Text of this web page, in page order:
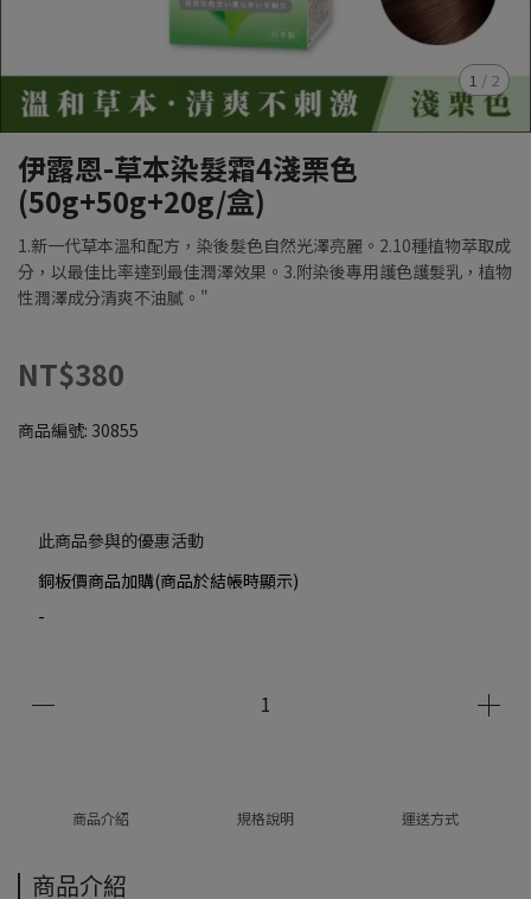
1 / 2
伊露恩-草本染髮霜4淺栗色
(50g+50g+20g/盒)
1.新一代草本溫和配方，染後髮色自然光澤亮麗。2.10種植物萃取成
分，以最佳比率達到最佳潤澤效果。3.附染後專用護色護髮乳，植物
性潤澤成分清爽不油膩。"
NT$380
商品編號: 30855
此商品參與的優惠活動
銅板價商品加購(商品於結帳時顯示)
-
商品介紹 規格說明 運送方式
商品介紹